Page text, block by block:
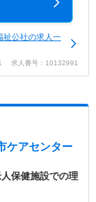
祉公社の求人一
求人番号：10132991
ケアセンター
保健施設での理